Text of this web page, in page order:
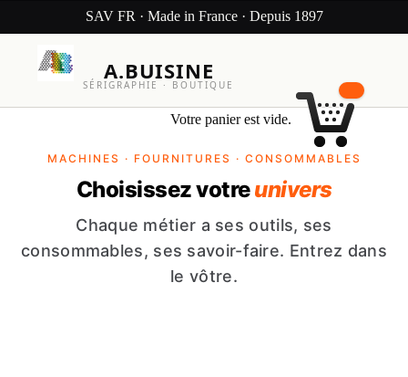
SAV FR · Made in France · Depuis 1897
A.BUISINE
SÉRIGRAPHIE · BOUTIQUE
Votre panier est vide.
MACHINES · FOURNITURES · CONSOMMABLES
Choisissez votreunivers
Chaque métier a ses outils, ses
consommables, ses savoir-faire. Entrez dans
le vôtre.